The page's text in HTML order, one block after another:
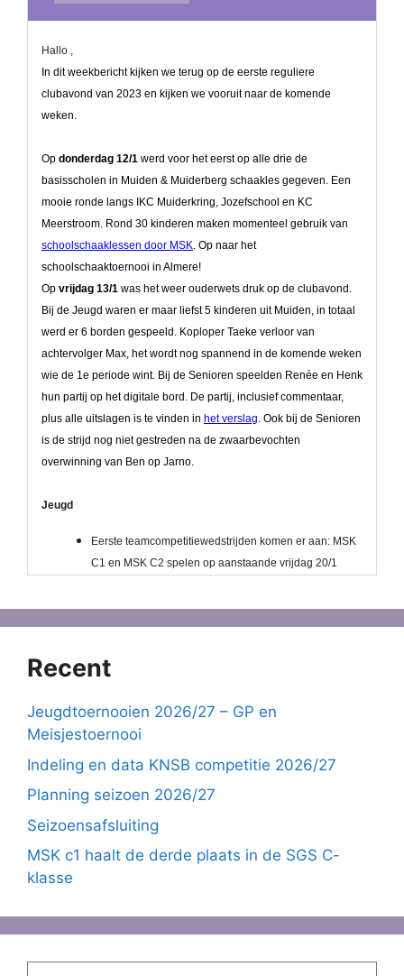
Recent
Jeugdtoernooien 2026/27 – GP en
Meisjestoernooi
Indeling en data KNSB competitie 2026/27
Planning seizoen 2026/27
Seizoensafsluiting
MSK c1 haalt de derde plaats in de SGS C-
klasse